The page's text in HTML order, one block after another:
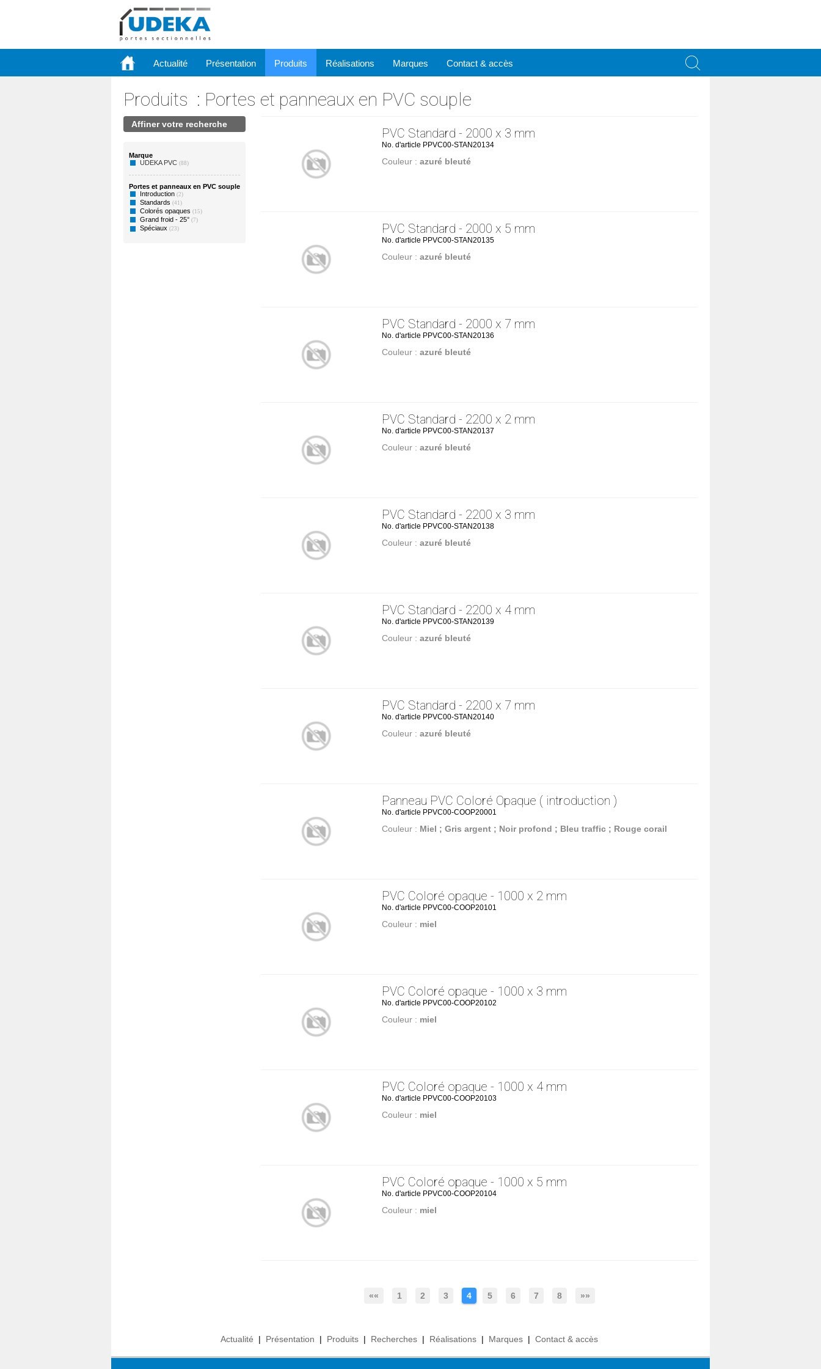
Actualité Présentation Produits Réalisations Marques Contact & accès
Produits : Portes et panneaux en PVC souple
Affiner votre recherche
Marque
UDEKA PVC (88)
Portes et panneaux en PVC souple
Introduction (2)
Standards (41)
Colorés opaques (15)
Grand froid - 25° (7)
Spéciaux (23)
PVC Standard - 2000 x 3 mm
No. d'article PPVC00-STAN20134
Couleur : azuré bleuté
PVC Standard - 2000 x 5 mm
No. d'article PPVC00-STAN20135
Couleur : azuré bleuté
PVC Standard - 2000 x 7 mm
No. d'article PPVC00-STAN20136
Couleur : azuré bleuté
PVC Standard - 2200 x 2 mm
No. d'article PPVC00-STAN20137
Couleur : azuré bleuté
PVC Standard - 2200 x 3 mm
No. d'article PPVC00-STAN20138
Couleur : azuré bleuté
PVC Standard - 2200 x 4 mm
No. d'article PPVC00-STAN20139
Couleur : azuré bleuté
PVC Standard - 2200 x 7 mm
No. d'article PPVC00-STAN20140
Couleur : azuré bleuté
Panneau PVC Coloré Opaque ( introduction )
No. d'article PPVC00-COOP20001
Couleur : Miel ; Gris argent ; Noir profond ; Bleu traffic ; Rouge corail
PVC Coloré opaque - 1000 x 2 mm
No. d'article PPVC00-COOP20101
Couleur : miel
PVC Coloré opaque - 1000 x 3 mm
No. d'article PPVC00-COOP20102
Couleur : miel
PVC Coloré opaque - 1000 x 4 mm
No. d'article PPVC00-COOP20103
Couleur : miel
PVC Coloré opaque - 1000 x 5 mm
No. d'article PPVC00-COOP20104
Couleur : miel
«« 1 2 3 4 5 6 7 8 »»
Actualité | Présentation | Produits | Recherches | Réalisations | Marques | Contact & accès